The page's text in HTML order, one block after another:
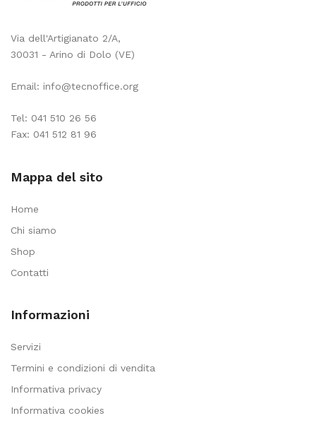
Via dell'Artigianato 2/A,
30031 - Arino di Dolo (VE)
Email: info@tecnoffice.org
Tel: 041 510 26 56
Fax: 041 512 81 96
Mappa del sito
Home
Chi siamo
Shop
Contatti
Informazioni
Servizi
Termini e condizioni di vendita
Informativa privacy
Informativa cookies